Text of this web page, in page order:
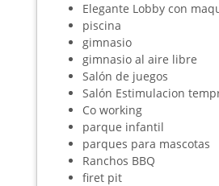
Elegante Lobby con
piscina
gimnasio
gimnasio al aire libre
Salón de juegos
Salón Estimulacion
Co working
parque infantil
parques para mascotas
Ranchos BBQ
firet pit